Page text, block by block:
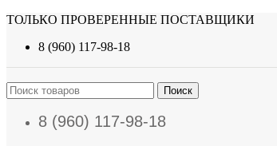
ТОЛЬКО ПРОВЕРЕННЫЕ ПОСТАВЩИКИ
8 (960) 117-98-18
Поиск
8 (960) 117-98-18